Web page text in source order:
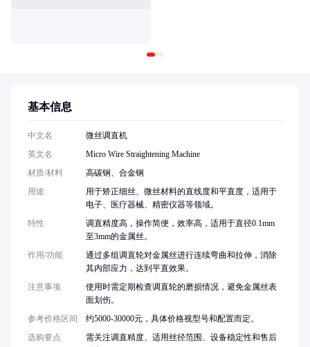
基本信息
中文名
微丝调直机
英文名
Micro Wire Straightening Machine
材质/材料
高碳钢、合金钢
用途
用于矫正细丝、微丝材料的直线度和平直度，适用于
电子、医疗器械、精密仪器等领域。
特性
调直精度高，操作简便，效率高，适用于直径0.1mm
至3mm的金属丝。
作用/功能
通过多组调直轮对金属丝进行连续弯曲和拉伸，消除
其内部应力，达到平直效果。
注意事项
使用时需定期检查调直轮的磨损情况，避免金属丝表
面划伤。
参考价格区间
约5000-30000元，具体价格视型号和配置而定。
选购要点
需关注调直精度、适用丝径范围、设备稳定性和售后